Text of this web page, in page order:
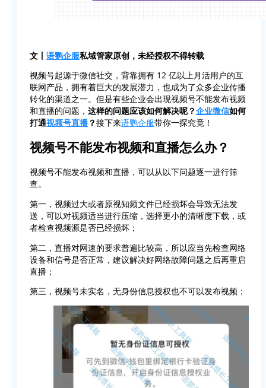
文丨 语鹦企服私域管家原创，未经授权不得转载
视频号起源于微信社交，背靠拥有 12 亿以上月活用户的互
联网产品，拥有着巨大的发展潜力，也成为了众多企业传播
转化的渠道之一。但是有些企业会出现视频号不能发布视频
和直播的问题， 这样的问题应该如何解决呢？企业微信如何
打通视频号直播？接下来语鹦企服带你一探究竟！
视频号不能发布视频和直播怎么办？
视频号不能发布视频和直播，可以从以下问题逐一进行筛
查。
第一，视频过大或者原视知频文件已经损坏会导致无法发
送，可以对视频适当进行压缩，选择更小的清晰度下载，或
者检查视频源是否已经损坏；
第二，直播对网速的要求普遍比较高，所以应当先检查网络
设备和信号是否正常，建议解决好网络故障问题之后再重启
直播；
第三，视频号未实名，无身份信息授权也不可以发布视频；